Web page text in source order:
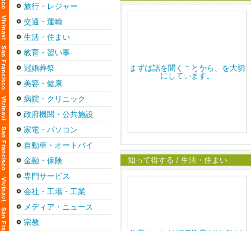
旅行・レジャー
交通・運輸
生活・住まい
教育・習い事
冠婚葬祭
美容・健康
病院・クリニック
政府機関・公共施設
家電・パソコン
自動車・オートバイ
金融・保険
専門サービス
会社・工場・工業
メディア・ニュース
宗教
知って得する / 生活・住まい